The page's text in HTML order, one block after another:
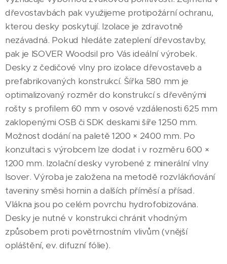
dřevostavbách pak využijeme protipožární ochranu,
kterou desky poskytují. Izolace je zdravotně
nezávadná. Pokud hledáte zateplení dřevostavby,
pak je ISOVER Woodsil pro Vás ideální výrobek.
Desky z čedičové vlny pro izolace dřevostaveb a
prefabrikovaných konstrukcí. Šířka 580 mm je
optimalizovaný rozměr do konstrukcí s dřevěnými
rošty s profilem 60 mm v osové vzdálenosti 625 mm
zaklopenými OSB či SDK deskami šíře 1250 mm.
Možnost dodání na paletě 1200 × 2400 mm. Po
konzultaci s výrobcem lze dodat i v rozměru 600 ×
1200 mm. Izolační desky vyrobené z minerální vlny
Isover. Výroba je založena na metodě rozvlákňování
taveniny směsi hornin a dalších příměsí a přísad.
Vlákna jsou po celém povrchu hydrofobizována.
Desky je nutné v konstrukci chránit vhodným
způsobem proti povětrnostním vlivům (vnější
opláštění, ev. difuzní fólie).